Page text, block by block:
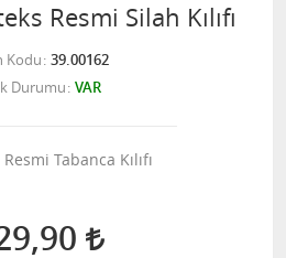
Resmi Silah Kılıfı
Kodu 39.00162
Durumu VAR
Tabanca Kılıfı